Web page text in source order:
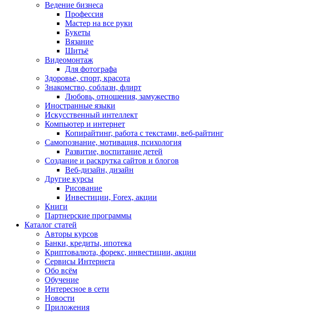
Ведение бизнеса
Профессия
Мастер на все руки
Букеты
Вязание
Шитьё
Видеомонтаж
Для фотографа
Здоровье, спорт, красота
Знакомство, соблазн, флирт
Любовь, отношения, замужество
Иностранные языки
Искусственный интеллект
Компьютер и интернет
Копирайтинг, работа с текстами, веб-райтинг
Самопознание, мотивация, психология
Развитие, воспитание детей
Создание и раскрутка сайтов и блогов
Веб-дизайн, дизайн
Другие курсы
Рисование
Инвестиции, Forex, акции
Книги
Партнерские программы
Каталог статей
Авторы курсов
Банки, кредиты, ипотека
Криптовалюта, форекс, инвестиции, акции
Сервисы Интернета
Обо всём
Обучение
Интересное в сети
Новости
Приложения